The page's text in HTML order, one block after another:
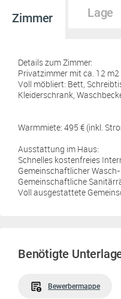
Zimmer Lage
Details zum Zimmer:
Privatzimmer mit ca. 12 m2
Voll möbliert: Bett,
Kleiderschrank,
Warmmiete: 495 € (inkl.
Ausstattung im Haus:
Schnelles kostenfreies
Gemeinschaftlicher
Gemeinschaftliche
Voll ausgestattete
Benötigte
Bewerbermappe